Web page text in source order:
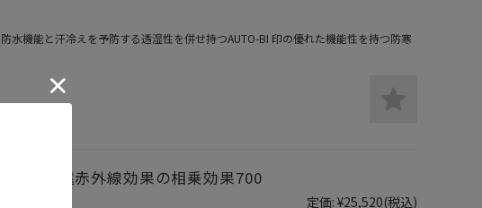
水機能と汗冷えを予防する透湿性を併せ持つAUTO-BI 印の優れた機能性を持つ防寒
ギーと遠赤外線効果の相乗効果700
定価: ¥25,520(税込)